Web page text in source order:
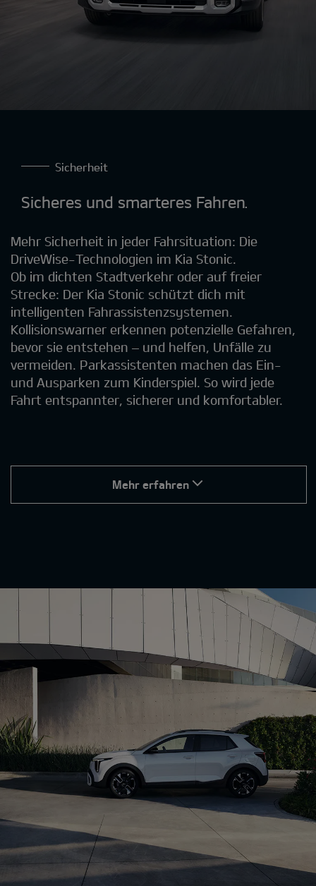
Sicherheit
Sicheres und smarteres Fahren.
Mehr Sicherheit in jeder Fahrsituation: Die
DriveWise-Technologien im Kia Stonic.
Ob im dichten Stadtverkehr oder auf freier
Strecke: Der Kia Stonic schützt dich mit
intelligenten Fahrassistenzsystemen.
Kollisionswarner erkennen potenzielle Gefahren,
bevor sie entstehen – und helfen, Unfälle zu
vermeiden. Parkassistenten machen das Ein-
und Ausparken zum Kinderspiel. So wird jede
Fahrt entspannter, sicherer und komfortabler.
Mehr erfahren